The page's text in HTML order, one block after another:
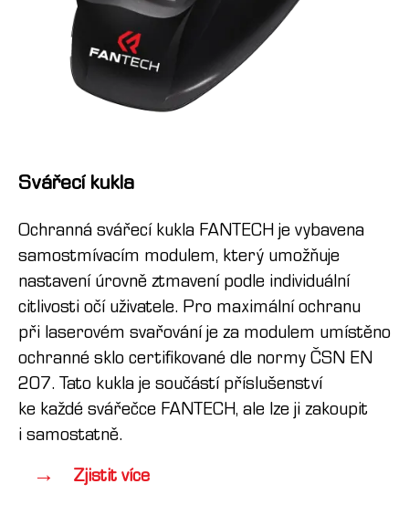
Svářecí kukla
Ochranná svářecí kukla FANTECH je vybavena
samostmívacím modulem, který umožňuje
nastavení úrovně ztmavení podle individuální
citlivosti očí uživatele. Pro maximální ochranu
při laserovém svařování je za modulem umístěno
ochranné sklo certifikované dle normy ČSN EN
207. Tato kukla je součástí příslušenství
ke každé svářečce FANTECH, ale lze ji zakoupit
i samostatně.
Zjistit více